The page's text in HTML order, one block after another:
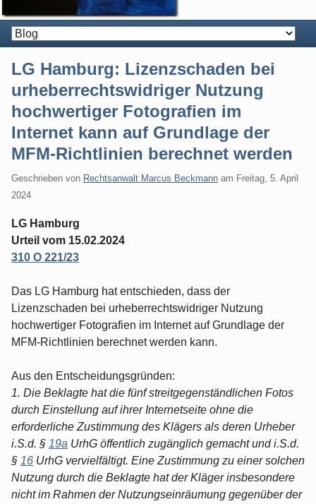
LG Hamburg: Lizenzschaden bei
urheberrechtswidriger Nutzung
hochwertiger Fotografien im
Internet kann auf Grundlage der
MFM-Richtlinien berechnet werden
Geschrieben von Rechtsanwalt Marcus Beckmann am Freitag, 5. April
2024
LG Hamburg
Urteil vom 15.02.2024
310 O 221/23
Das LG Hamburg hat entschieden, dass der
Lizenzschaden bei urheberrechtswidriger Nutzung
hochwertiger Fotografien im Internet auf Grundlage der
MFM-Richtlinien berechnet werden kann.
Aus den Entscheidungsgründen:
1. Die Beklagte hat die fünf streitgegenständlichen Fotos
durch Einstellung auf ihrer Internetseite ohne die
erforderliche Zustimmung des Klägers als deren Urheber
i.S.d. § 19a UrhG öffentlich zugänglich gemacht und i.S.d.
§ 16 UrhG vervielfältigt. Eine Zustimmung zu einer solchen
Nutzung durch die Beklagte hat der Kläger insbesondere
nicht im Rahmen der Nutzungseinräumung gegenüber der